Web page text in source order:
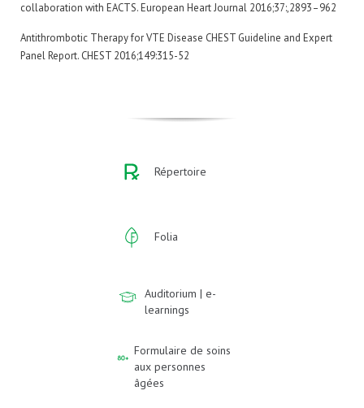
collaboration with EACTS. European Heart Journal 2016;37:,2893–962
Antithrombotic Therapy for VTE Disease CHEST Guideline and Expert
Panel Report. CHEST 2016;149:315-52
Répertoire
Folia
Auditorium | e-
learnings
Formulaire de soins
aux personnes
âgées